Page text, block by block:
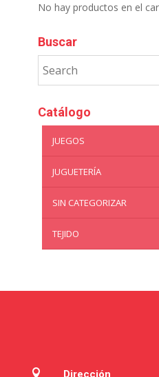
No hay productos en el
Buscar
Catálogo
JUEGOS
JUGUETERÍA
SIN CATEGORIZAR
TEJIDO
 Dirección